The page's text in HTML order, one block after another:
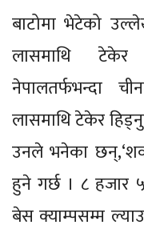
बाटोमा भेटेको
लासमाथि टेकेर
नेपालतर्फभन्दा
लासमाथि टेकेर
उनले भनेका
हुने गर्छ । ८
बेस क्याम्पसम्म